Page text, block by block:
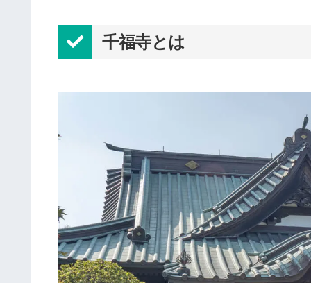
千福寺とは